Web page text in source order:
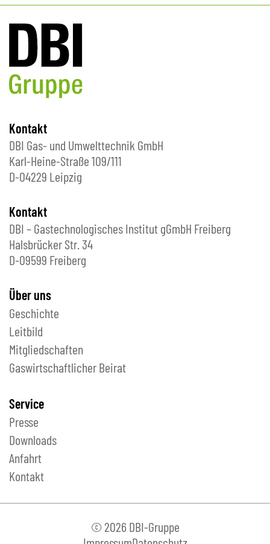
Kontakt
DBI Gas- und Umwelttechnik GmbH
Karl-Heine-Straße 109/111
D-04229 Leipzig
Kontakt
DBI – Gastechnologisches Institut gGmbH Freiberg
Halsbrücker Str. 34
D-09599 Freiberg
Über uns
Geschichte
Leitbild
Mitgliedschaften
Gaswirtschaftlicher Beirat
Service
Presse
Downloads
Anfahrt
Kontakt
© 2026 DBI-Gruppe